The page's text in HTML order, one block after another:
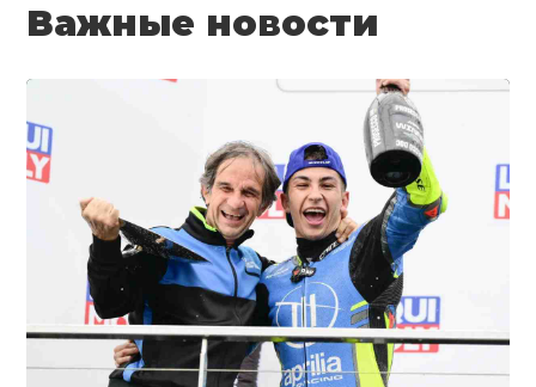
Важные новости